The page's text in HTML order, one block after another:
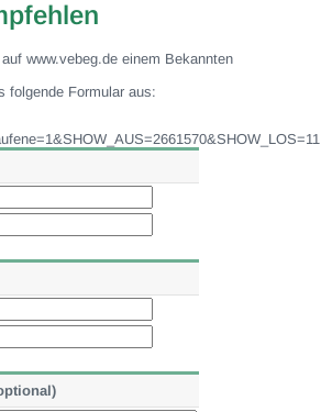
www.vebeg.de einem Bekannten
folgende Formular aus: